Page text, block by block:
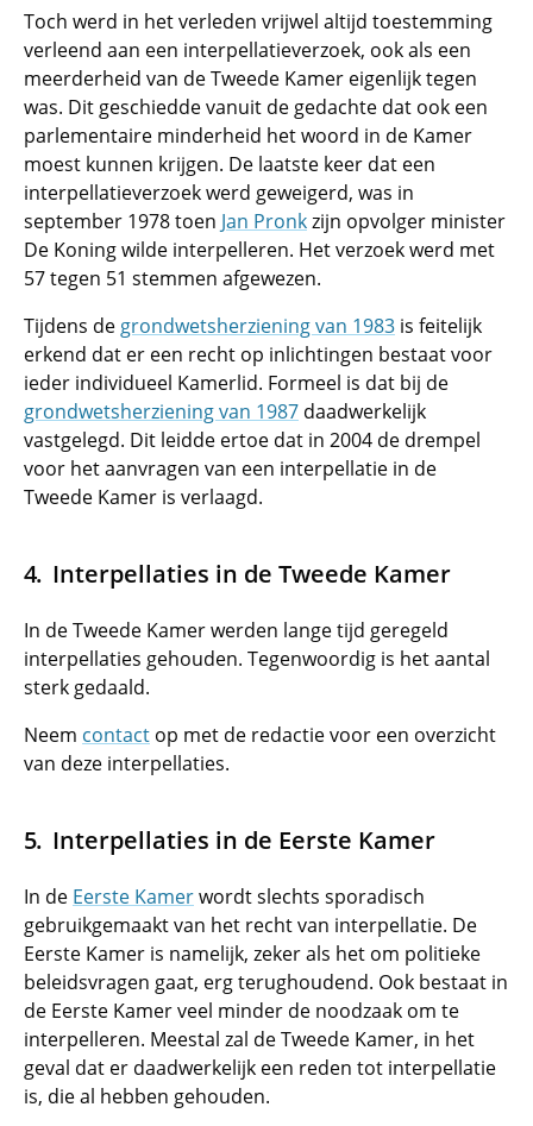
Toch werd in het verleden vrijwel altijd toestemming
verleend aan een interpellatieverzoek, ook als een
meerderheid van de Tweede Kamer eigenlijk tegen
was. Dit geschiedde vanuit de gedachte dat ook een
parlementaire minderheid het woord in de Kamer
moest kunnen krijgen. De laatste keer dat een
interpellatieverzoek werd geweigerd, was in
september 1978 toen Jan Pronkzijn opvolger minister
De Koning wilde interpelleren. Het verzoek werd met
57 tegen 51 stemmen afgewezen.
Tijdens de grondwetsherziening van 1983 is feitelijk
erkend dat er een recht op inlichtingen bestaat voor
ieder individueel Kamerlid. Formeel is dat bij de
grondwetsherziening van 1987 daadwerkelijk
vastgelegd. Dit leidde ertoe dat in 2004 de drempel
voor het aanvragen van een interpellatie in de
Tweede Kamer is verlaagd.
Interpellaties in de Tweede Kamer
In de Tweede Kamer werden lange tijd geregeld
interpellaties gehouden. Tegenwoordig is het aantal
sterk gedaald.
Neem contact op met de redactie voor een overzicht
van deze interpellaties.
Interpellaties in de Eerste Kamer
In de Eerste Kamerwordt slechts sporadisch
gebruikgemaakt van het recht van interpellatie. De
Eerste Kamer is namelijk, zeker als het om politieke
beleidsvragen gaat, erg terughoudend. Ook bestaat in
de Eerste Kamer veel minder de noodzaak om te
interpelleren. Meestal zal de Tweede Kamer, in het
geval dat er daadwerkelijk een reden tot interpellatie
is, die al hebben gehouden.